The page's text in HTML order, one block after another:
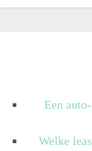
Een
Welke